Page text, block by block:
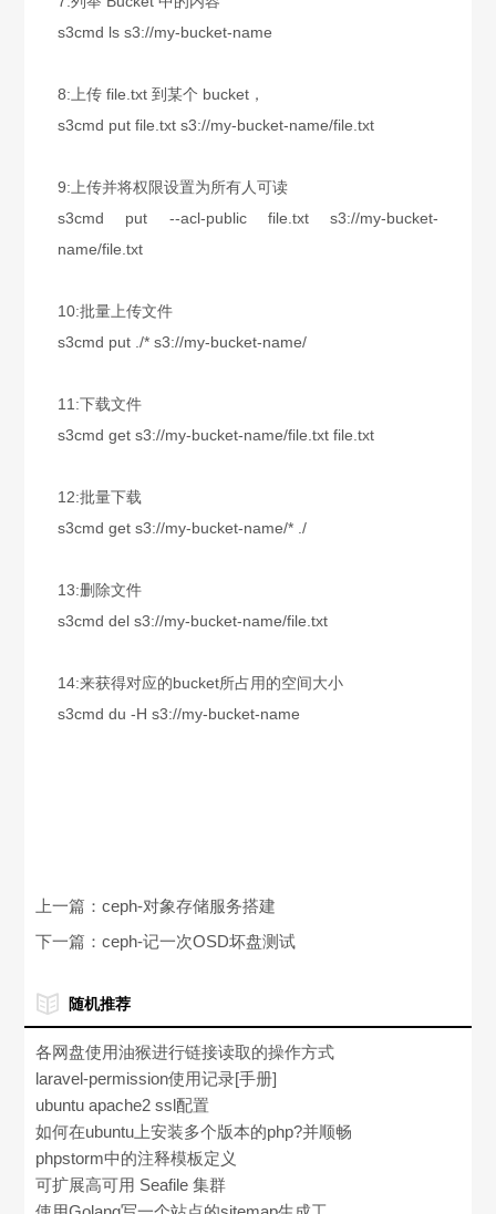
s3cmd ls s3://my-bucket-name
8: 上传 file.txt 到某个 bucket，
s3cmd put file.txt s3://my-bucket-name/file.txt
9: 上传并将权限设置为所有人可读
s3cmd put --acl-public file.txt s3://my-bucket-
name/file.txt
10:批量上传文件
s3cmd put ./* s3://my-bucket-name/
11:下载文件
s3cmd get s3://my-bucket-name/file.txt file.txt
12:批量下载
s3cmd get s3://my-bucket-name/* ./
13:删除文件
s3cmd del s3://my-bucket-name/file.txt
14:来获得对应的bucket所占用的空间大小
s3cmd du -H s3://my-bucket-name
上一篇：ceph-对象存储服务搭建
下一篇：ceph-记一次OSD坏盘测试
随机推荐
各网盘使用油猴进行链接读取的操作方式
laravel-permission使用记录[手册]
ubuntu apache2 ssl配置
如何在ubuntu上安装多个版本的php?并顺畅
切换使用[其它系统类似原理]
phpstorm中的注释模板定义
可扩展高可用 Seafile 集群